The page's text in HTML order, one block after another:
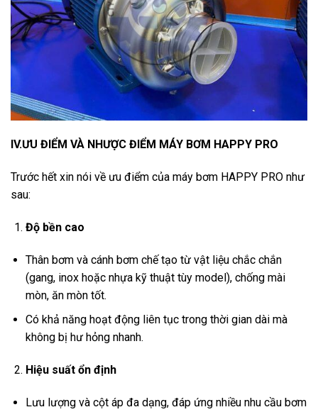
IV.ƯU ĐIỂM VÀ NHƯỢC ĐIỂM MÁY BƠM HAPPY PRO
Trước hết xin nói về ưu điểm của máy bơm HAPPY PRO như
sau:
Độ bền cao
Thân bơm và cánh bơm chế tạo từ vật liệu chắc chắn
(gang, inox hoặc nhựa kỹ thuật tùy model), chống mài
mòn, ăn mòn tốt.
Có khả năng hoạt động liên tục trong thời gian dài mà
không bị hư hỏng nhanh.
Hiệu suất ổn định
Lưu lượng và cột áp đa dạng, đáp ứng nhiều nhu cầu bơm